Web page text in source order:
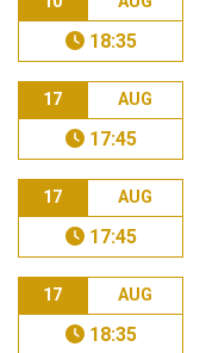
18:35
17 AUG
17:45
17 AUG
17:45
17 AUG
18:35